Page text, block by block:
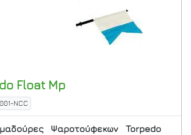
Float Mp
NCC
Ψαροτούφεκων Torpedo